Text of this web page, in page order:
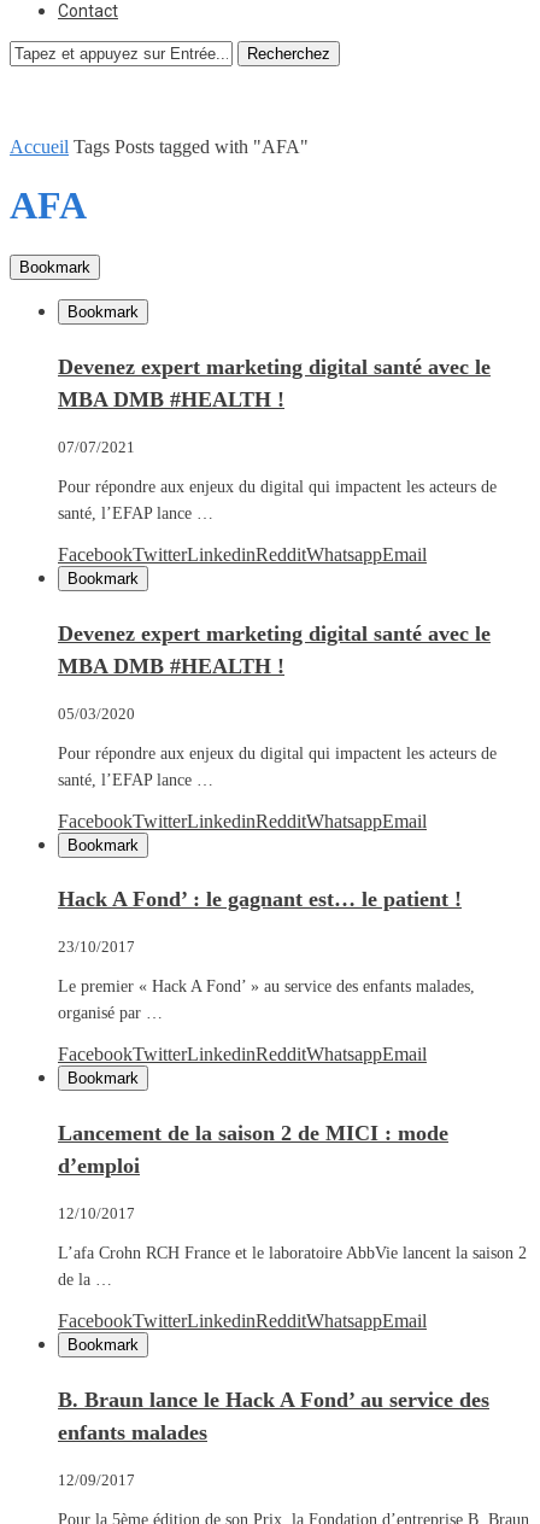
Contact
Recherchez
Accueil Tags Posts tagged with "AFA"
AFA
Bookmark
Bookmark
Devenez expert marketing digital santé avec le
MBA DMB #HEALTH !
07/07/2021
Pour répondre aux enjeux du digital qui impactent les acteurs de
santé, l’EFAP lance …
FacebookTwitterLinkedinRedditWhatsappEmail
Bookmark
Devenez expert marketing digital santé avec le
MBA DMB #HEALTH !
05/03/2020
Pour répondre aux enjeux du digital qui impactent les acteurs de
santé, l’EFAP lance …
FacebookTwitterLinkedinRedditWhatsappEmail
Bookmark
Hack A Fond’ : le gagnant est… le patient !
23/10/2017
Le premier « Hack A Fond’ » au service des enfants malades,
organisé par …
FacebookTwitterLinkedinRedditWhatsappEmail
Bookmark
Lancement de la saison 2 de MICI : mode
d’emploi
12/10/2017
L’afa Crohn RCH France et le laboratoire AbbVie lancent la saison 2
de la …
FacebookTwitterLinkedinRedditWhatsappEmail
Bookmark
B. Braun lance le Hack A Fond’ au service des
enfants malades
12/09/2017
Pour la 5ème édition de son Prix, la Fondation d’entreprise B. Braun